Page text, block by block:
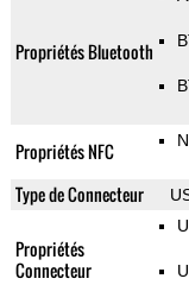
Propriétés Bluetooth
Propriétés NFC
Type de Connecteur
Propriétés
Connecteur